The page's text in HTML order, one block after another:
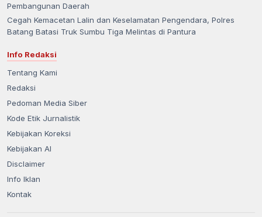
Pembangunan Daerah
Cegah Kemacetan Lalin dan Keselamatan Pengendara, Polres
Batang Batasi Truk Sumbu Tiga Melintas di Pantura
Info Redaksi
Tentang Kami
Redaksi
Pedoman Media Siber
Kode Etik Jurnalistik
Kebijakan Koreksi
Kebijakan AI
Disclaimer
Info Iklan
Kontak